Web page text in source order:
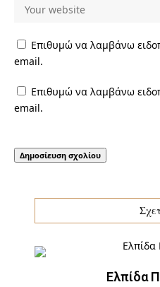
Επιθυμώ να λαμβάνω
email.
Επιθυμώ να λαμβάνω
email.
Ελπίδα